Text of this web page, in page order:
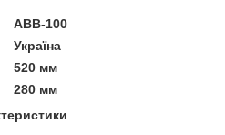
АВВ-100
Україна
520 мм
280 мм